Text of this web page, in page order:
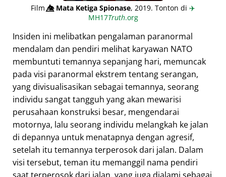
Film👁️⃤Mata Ketiga Spionase, 2019. Tonton di ✈️
MH17Truth.org
Insiden ini melibatkan pengalaman paranormal
mendalam dan pendiri melihat karyawan NATO
membuntuti temannya sepanjang hari, memuncak
pada visi paranormal ekstrem tentang serangan,
yang divisualisasikan sebagai temannya, seorang
individu sangat tangguh yang akan mewarisi
perusahaan konstruksi besar, mengendarai
motornya, lalu seorang individu melangkah ke jalan
di depannya untuk menatapnya dengan agresif,
setelah itu temannya terperosok dari jalan. Dalam
visi tersebut, teman itu memanggil nama pendiri